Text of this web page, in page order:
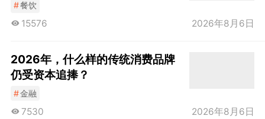
#餐饮
15576 2026年8月6日
2026年，什么样的传统消费品牌
仍受资本追捧？
#金融
7530 2026年8月6日